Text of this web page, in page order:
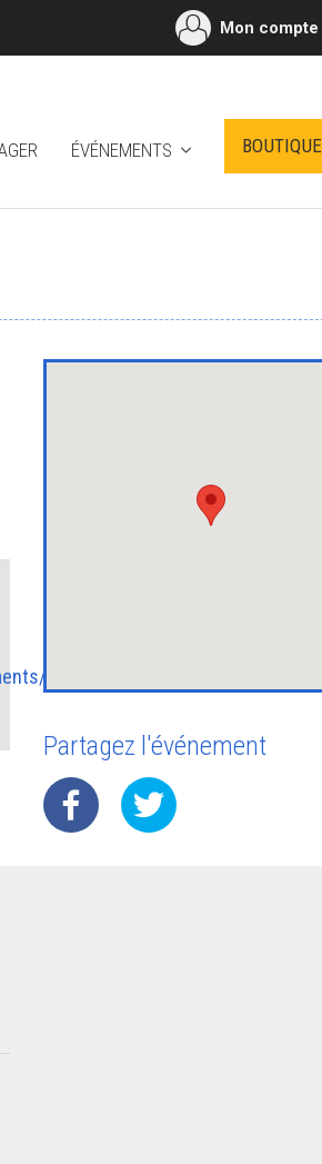
ÉVÉNEMENTS BOUTIQUE
Mon compte
categories/stage/
Partagez l'événement